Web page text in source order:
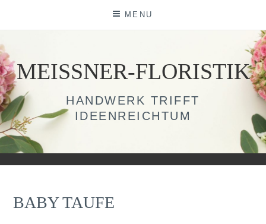
MENU
MEISSNER-FLORISTIK
HANDWERK TRIFFT
IDEENREICHTUM
BABY TAUFE